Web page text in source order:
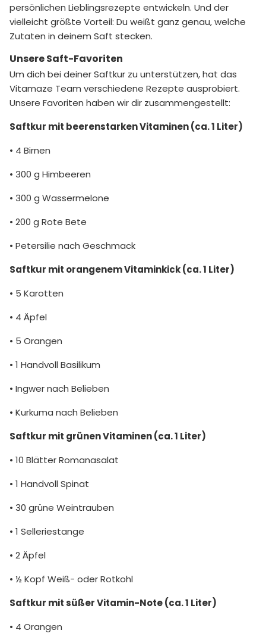
persönlichen Lieblingsrezepte entwickeln. Und der
vielleicht größte Vorteil: Du weißt ganz genau, welche
Zutaten in deinem Saft stecken.
Unsere Saft-Favoriten
Um dich bei deiner Saftkur zu unterstützen, hat das
Vitamaze Team verschiedene Rezepte ausprobiert.
Unsere Favoriten haben wir dir zusammengestellt:
Saftkur mit beerenstarken Vitaminen (ca. 1 Liter)
• 4 Birnen
• 300 g Himbeeren
• 300 g Wassermelone
• 200 g Rote Bete
• Petersilie nach Geschmack
Saftkur mit orangenem Vitaminkick (ca. 1 Liter)
• 5 Karotten
• 4 Äpfel
• 5 Orangen
• 1 Handvoll Basilikum
• Ingwer nach Belieben
• Kurkuma nach Belieben
Saftkur mit grünen Vitaminen (ca. 1 Liter)
• 10 Blätter Romanasalat
• 1 Handvoll Spinat
• 30 grüne Weintrauben
• 1 Selleriestange
• 2 Äpfel
• ½ Kopf Weiß- oder Rotkohl
Saftkur mit süßer Vitamin-Note (ca. 1 Liter)
• 4 Orangen